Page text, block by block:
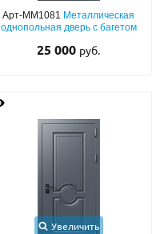
Арт-ММ1081 Металлическая
однопольная дверь с багетом
25 000 руб.
Увеличить